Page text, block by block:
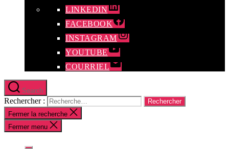
LINKEDIN
FACEBOOK
INSTAGRAM
YOUTUBE
COURRIEL
Search
Rechercher :
Fermer la recherche
Fermer menu